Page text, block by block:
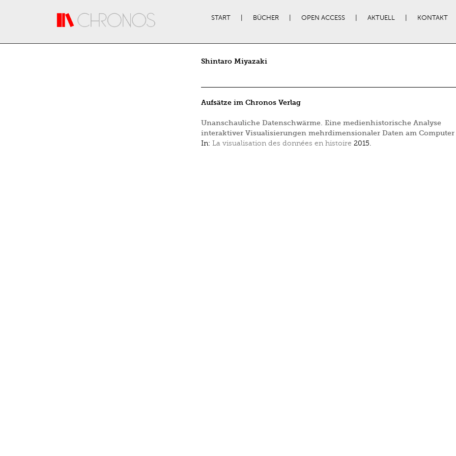
START BÜCHER OPEN ACCESS AKTUELL KONTAKT
Shintaro Miyazaki
Aufsätze im Chronos Verlag
Unanschauliche Datenschwärme. Eine medienhistorische Analyse
interaktiver Visualisierungen mehrdimensionaler Daten am Computer
In: La visualisation des données en histoire 2015.